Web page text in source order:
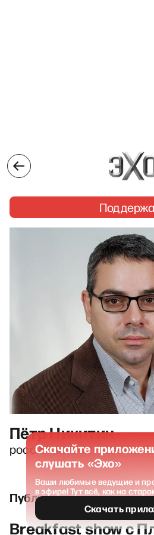
Пётр Никитин
российский
Публикации и выпуски
Breakfast show с
Скачайте
слушать «Эхо»
Ваши любимые ведущие и
в эфире! Тут всё, как на
Скачать